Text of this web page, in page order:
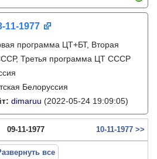
11-1977
программа ЦТ+БТ, Вторая
Третья программа ЦТ ССCР
Белоруссия
dimaruu (2022-05-24 19:09:05)
09-11-1977 10-11-1977 >>
все